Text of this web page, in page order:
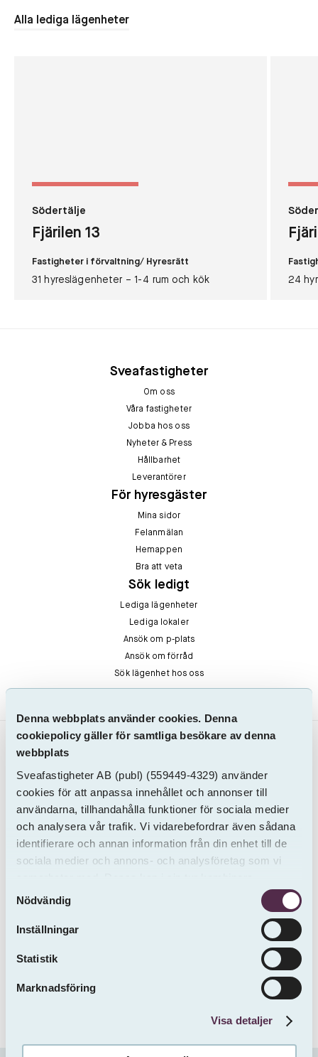
Denna webbplats använder cookies. Denna
cookiepolicy gäller för samtliga besökare av denna
webbplats
Sveafastigheter AB (publ) (559449-4329) använder
cookies för att anpassa innehållet och annonser till
användarna, tillhandahålla funktioner för sociala medier
och analysera vår trafik. Vi vidarebefordrar även sådana
identifierare och annan information från din enhet till de
sociala medier och annons- och analysföretag som vi
informationen med annan information som du har
tillhandahållit eller som de har samlat in från andra än
oss.
Samtyckesval
Nödvändig
Inställningar
Statistik
Marknadsföring
Visa detaljer
Alla lediga lägenheter
Södertälje
Fjärilen 13
Fastigheter i förvaltning/ Hyresrätt
31 hyreslägenheter – 1-4 rum och kök 24
Sveafastigheter
Om oss
Våra fastigheter
Jobba hos oss
Nyheter & Press
Hållbarhet
Leverantörer
För hyresgäster
Mina sidor
Felanmälan
Hemappen
Bra att veta
Sök ledigt
Lediga lägenheter
Lediga lokaler
Ansök om p-plats
Ansök om förråd
Sök lägenhet hos oss
SVEAFASTIGHETER